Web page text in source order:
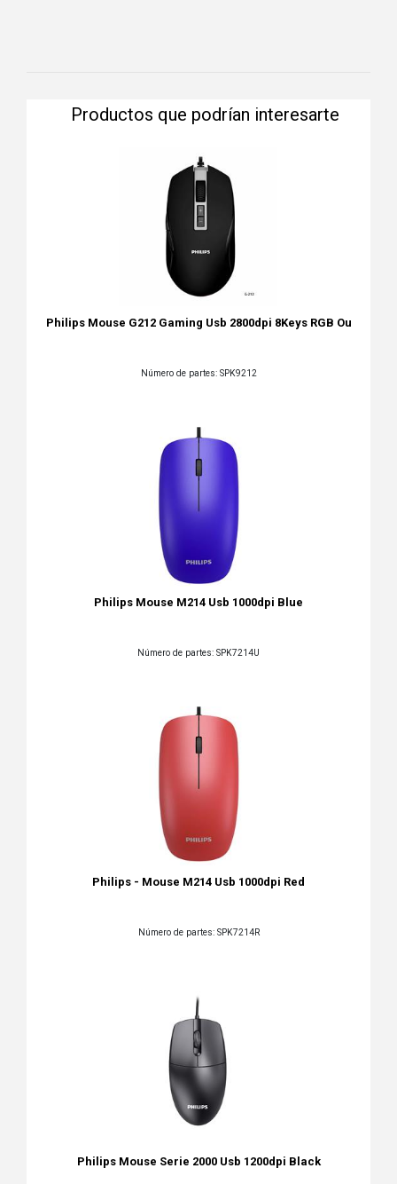
Productos que podrían interesarte
Philips Mouse G212 Gaming Usb 2800dpi 8Keys RGB Ou
Número de partes: SPK9212
Philips Mouse M214 Usb 1000dpi Blue
Número de partes: SPK7214U
Philips - Mouse M214 Usb 1000dpi Red
Número de partes: SPK7214R
Philips Mouse Serie 2000 Usb 1200dpi Black